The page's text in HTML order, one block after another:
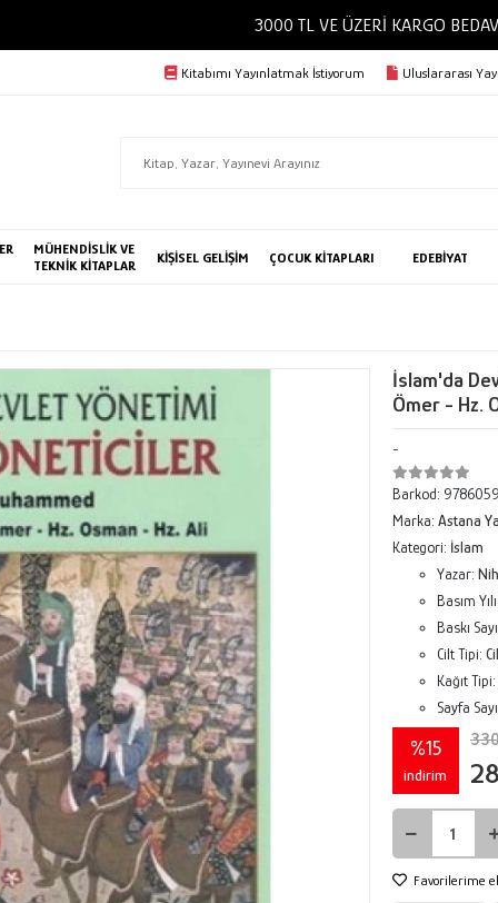
3000 TL VE ÜZERİ KARGO
Kitabımı Yayınlatmak İstiyorum Uluslararası
MÜHENDİSLİK VE
TEKNİK KİTAPLAR
KİŞİSEL GELİŞİM ÇOCUK KİTAPLARI EDEBİYAT
İslam'da
Ömer - Hz.
-
Barkod:
Marka: Astana
Kategori: İslam
Yazar:
Basım Yılı:
Baskı
Cilt Tipi:
Kağıt Tipi:
Sayfa
%15
indirim
Favorilerime